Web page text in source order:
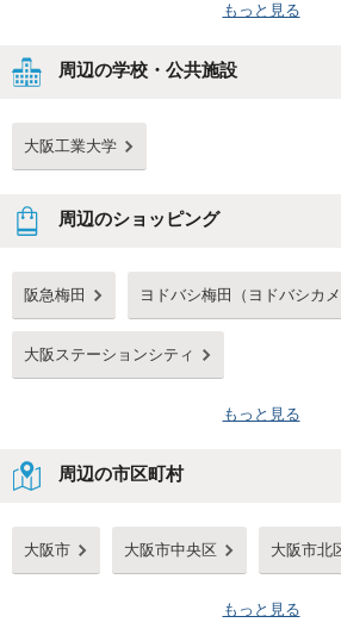
もっと見る
周辺の学校・公共施設
大阪工業大学
周辺のショッピング
阪急梅田 ヨドバシ梅田（ヨドバシカメ
大阪ステーションシティ
もっと見る
周辺の市区町村
大阪市 大阪市中央区 大阪市北
もっと見る